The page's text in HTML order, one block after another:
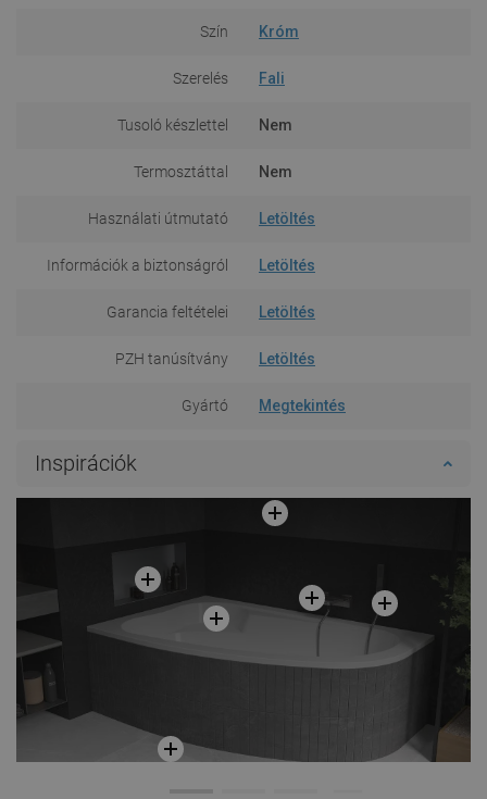
Szín Króm
Szerelés Fali
Tusoló készlettel Nem
Termosztáttal Nem
Használati útmutató Letöltés
Információk a biztonságról Letöltés
Garancia feltételei Letöltés
PZH tanúsítvány Letöltés
Gyártó Megtekintés
Inspirációk